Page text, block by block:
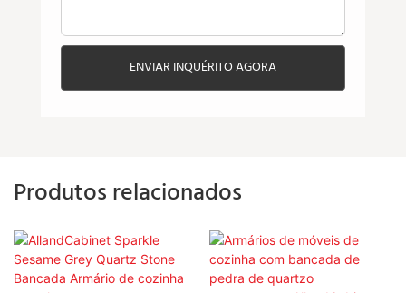
ENVIAR INQUÉRITO AGORA
Produtos relacionados